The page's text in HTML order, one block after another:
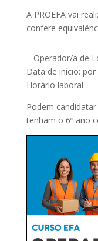
A PROEFA vai
confere
– Operador/a de
Data de início:
Horário laboral
Podem
tenham o 6º ano